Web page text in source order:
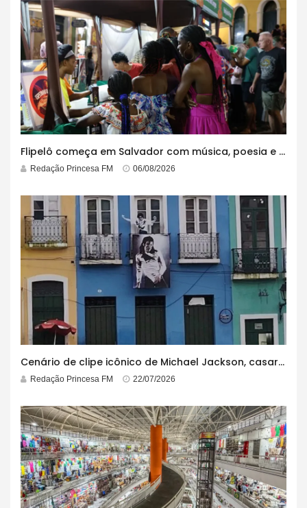
Flipelô começa em Salvador com música, poesia e grande participação
Redação Princesa FM 06/08/2026
Cenário de clipe icônico de Michael Jackson, casarão azul no centro do Pelourinho enfrenta ordem de desocupação
Redação Princesa FM 22/07/2026